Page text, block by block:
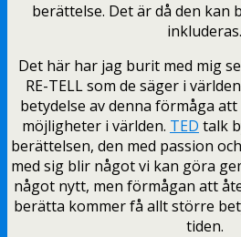
berättelse. Det är då den kan
inkluderas.
Det här har jag burit med mig
RE-TELL som de säger i
betydelse av denna förmåga
möjligheter i världen. TED talk
berättelsen, den med passion
med sig blir något vi kan göra
något nytt, men förmågan att
berätta kommer få allt större
tiden.